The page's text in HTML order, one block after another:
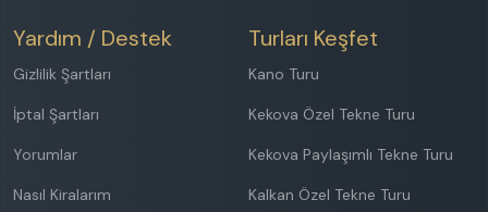
Yardım / Destek
Gizlilik Şartları
İptal Şartları
Yorumlar
Nasıl Kiralarım
Turları Keşfet
Kano Turu
Kekova Özel Tekne Turu
Kekova Paylaşımlı Tekne Turu
Kalkan Özel Tekne Turu